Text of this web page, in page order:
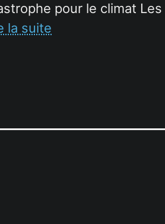
pour le climat Les
la suite